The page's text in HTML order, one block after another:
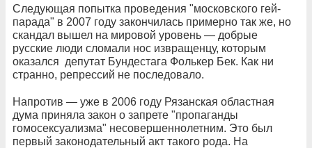
Следующая попытка проведения "московского гей-
парада" в 2007 году закончилась примерно так же, но
скандал вышел на мировой уровень — добрые
русские люди сломали нос извращенцу, которым
оказался депутат Бундестага Фолькер Бек. Как ни
странно, репрессий не последовало.
Напротив — уже в 2006 году Рязанская областная
дума приняла закон о запрете "пропаганды
гомосексуализма" несовершеннолетним. Это был
первый законодательный акт такого рода. На